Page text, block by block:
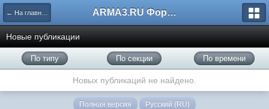
← На главную ARMA3.RU Форум
Новые публикации
По типу По секции По времени
Новых публикаций не найдено.
Полная версия Русский (RU)